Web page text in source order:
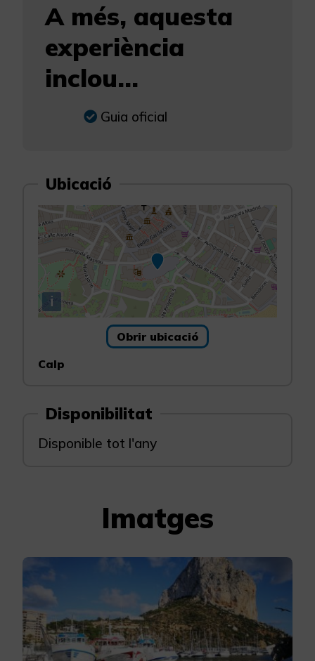
A més, aquesta
experiència
inclou...
Guia oficial
Ubicació
i
Obrir ubicació
Calp
Disponibilitat
Disponible tot l'any
Imatges